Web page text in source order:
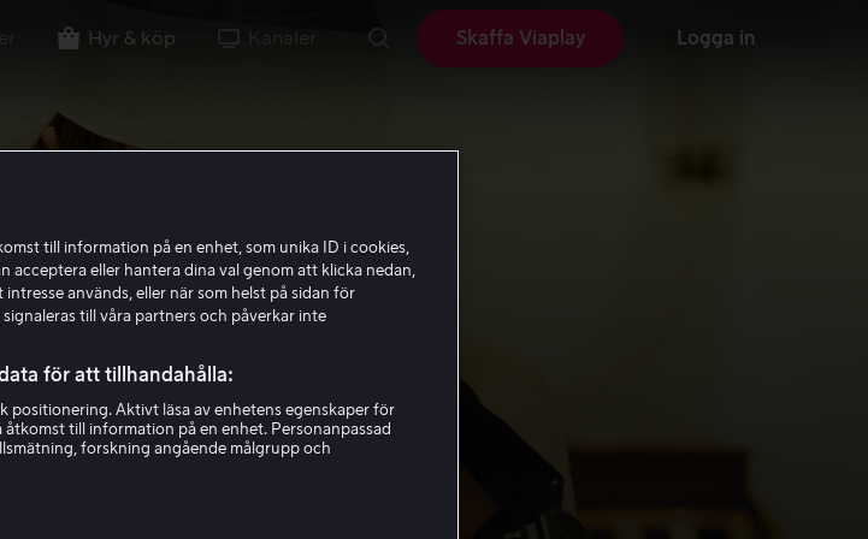
Hyr & köp Skaffa Viaplay Logga in
till information på en enhet, som unika ID i cookies,
eller hantera dina val genom att klicka nedan,
används, eller när som helst på sidan för
till våra partners och påverkar inte
för att tillhandahålla:
positionering. Aktivt läsa av enhetens egenskaper för
till information på en enhet. Personanpassad
forskning angående målgrupp och